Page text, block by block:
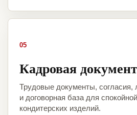
05
Кадровая
Трудовые документы, согласия,
и договорная база для
кондитерских изделий.